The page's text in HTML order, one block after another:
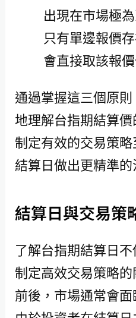
出現在市場極
只有單邊報價
會直接取該報
通過掌握這三個原
地理解台指期結算
制定有效的交易策
結算日做出更精準的
結算日與交易策
了解台指期結算日
制定高效交易策略
前後，市場通常會